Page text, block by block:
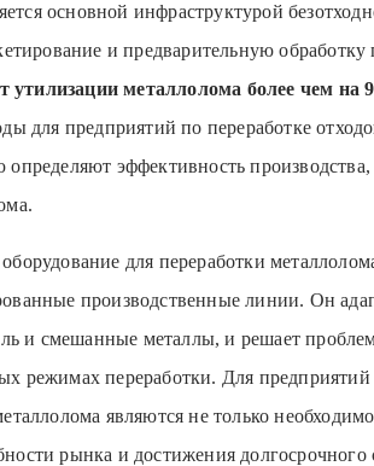
основной инфраструктурой
и предварительную
утилизации металлолома более чем на
для предприятий по переработке
эффективность
для переработки
производственные линии. Он
и смешанные металлы, и решает
режимах переработки. Для предприятий
являются не только
рынка и достижения долгосрочного